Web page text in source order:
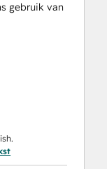
gebruik van